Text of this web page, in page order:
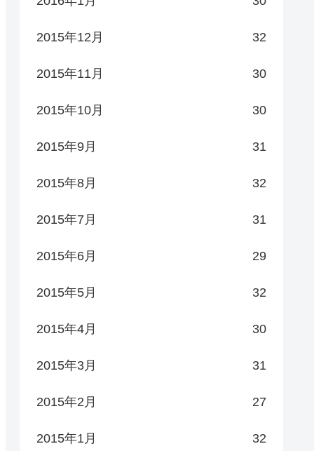
2015年12月 32
2015年11月 30
2015年10月 30
2015年9月 31
2015年8月 32
2015年7月 31
2015年6月 29
2015年5月 32
2015年4月 30
2015年3月 31
2015年2月 27
2015年1月 32